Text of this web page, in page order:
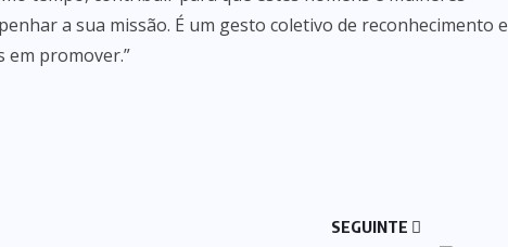
a sua missão. É um gesto coletivo de reconhecimento e
promover.”
SEGUINTE